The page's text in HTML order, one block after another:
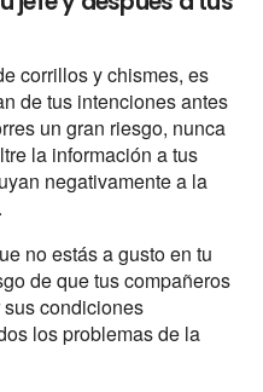
corrillos y chismes, es
de tus intenciones antes
un gran riesgo, nunca
la información a tus
negativamente a la
no estás a gusto en tu
de que tus compañeros
condiciones
los problemas de la